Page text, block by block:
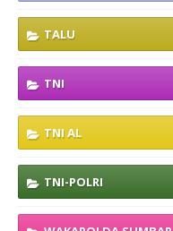
TALU
TNI
TNI AL
TNI-POLRI